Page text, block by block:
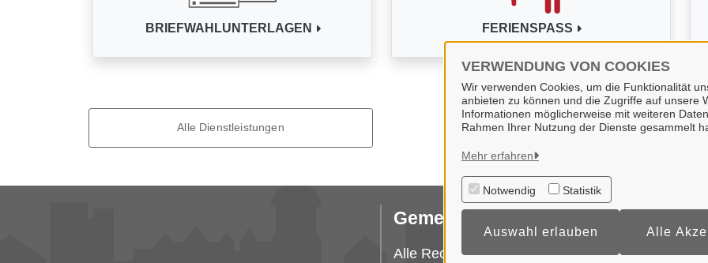
VERWENDUNG VON COOKIES
Wir verwenden Cookies, um die Funktionalität
anbieten zu können und die Zugriffe auf unsere
Informationen möglicherweise mit weiteren
Rahmen Ihrer Nutzung der Dienste gesammelt
Mehr erfahren
Notwendig Statistik
Auswahl erlauben Alle
BRIEFWAHLUNTERLAGEN FERIENSPASS
Alle Dienstleistungen
Gemeinde Wallenhorst
Alle Rechte vorbehalten